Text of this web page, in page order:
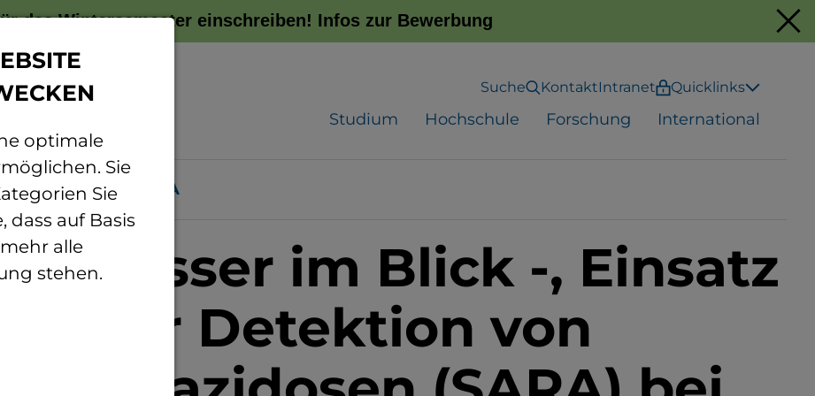
das Wintersemester einschreiben! Infos zur Bewerbung
Suche KontaktIntranet Quicklinks
Studium Hochschule Forschung International
Projekte SARA
besser im Blick -, Einsatz
zur Detektion von
optimale
Sie
Sie
dass auf Basis
alle
stehen.